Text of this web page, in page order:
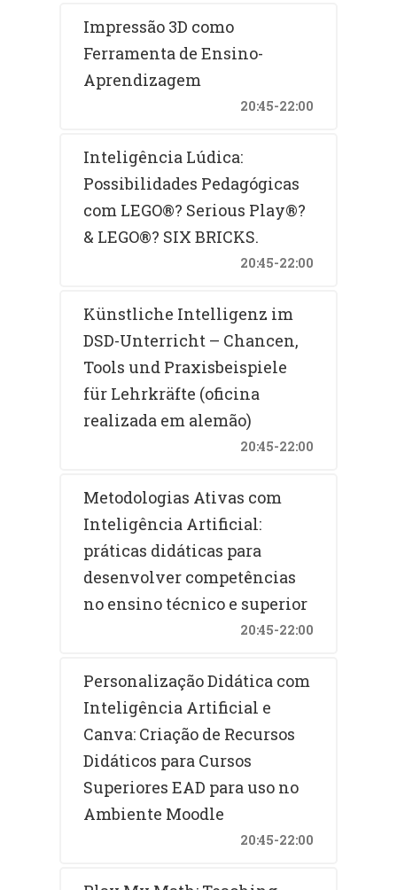
Impressão 3D como
Ferramenta de Ensino-
Aprendizagem
20:45-22:00
Inteligência Lúdica:
Possibilidades Pedagógicas
com LEGO®? Serious Play®?
& LEGO®? SIX BRICKS.
20:45-22:00
Künstliche Intelligenz im
DSD-Unterricht – Chancen,
Tools und Praxisbeispiele
für Lehrkräfte (oficina
realizada em alemão)
20:45-22:00
Metodologias Ativas com
Inteligência Artificial:
práticas didáticas para
desenvolver competências
no ensino técnico e superior
20:45-22:00
Personalização Didática com
Inteligência Artificial e
Canva: Criação de Recursos
Didáticos para Cursos
Superiores EAD para uso no
Ambiente Moodle
20:45-22:00